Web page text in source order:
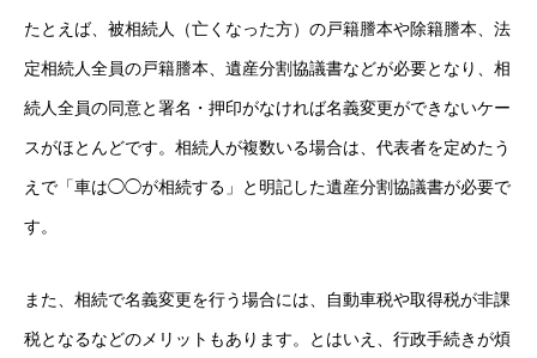
たとえば、被相続人（亡くなった方）の戸籍謄本や除籍謄本、法
定相続人全員の戸籍謄本、遺産分割協議書などが必要となり、相
続人全員の同意と署名・押印がなければ名義変更ができないケー
スがほとんどです。相続人が複数いる場合は、代表者を定めたう
えで「車は◯◯が相続する」と明記した遺産分割協議書が必要で
す。
また、相続で名義変更を行う場合には、自動車税や取得税が非課
税となるなどのメリットもあります。とはいえ、行政手続きが煩